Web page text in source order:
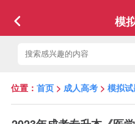
模
位置： 首页> 成人高考> 模拟